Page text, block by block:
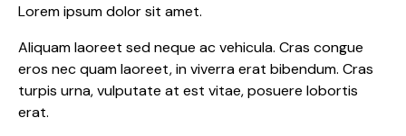
Lorem ipsum dolor sit amet.
Aliquam laoreet sed neque ac vehicula. Cras congue
eros nec quam laoreet, in viverra erat bibendum. Cras
turpis urna, vulputate at est vitae, posuere lobortis
erat.